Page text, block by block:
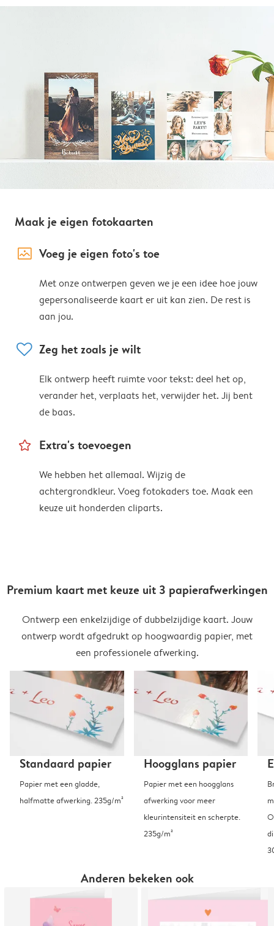
Maak je eigen fotokaarten
image_placeholder Voeg je eigen foto's toe
Met onze ontwerpen geven we je een idee hoe jouw
gepersonaliseerde kaart er uit kan zien. De rest is
aan jou.
heart Zeg het zoals je wilt
Elk ontwerp heeft ruimte voor tekst: deel het op,
verander het, verplaats het, verwijder het. Jij bent
de baas.
star_outline Extra's toevoegen
We hebben het allemaal. Wijzig de
achtergrondkleur. Voeg fotokaders toe. Maak een
keuze uit honderden cliparts.
Premium kaart met keuze uit 3 papierafwerkingen
Ontwerp een enkelzijdige of dubbelzijdige kaart. Jouw
ontwerp wordt afgedrukt op hoogwaardig papier, met
een professionele afwerking.
Standaard papier
Papier met een gladde,
halfmatte afwerking. 235g/m²
Hoogglans papier
Papier met een hoogglans
afwerking voor meer
kleurintensiteit en scherpte.
235g/m²
Anderen bekeken ook